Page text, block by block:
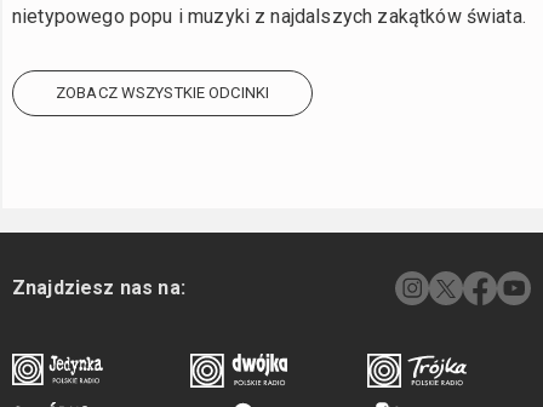
nietypowego popu i muzyki z najdalszych zakątków świata.
ZOBACZ WSZYSTKIE ODCINKI
Znajdziesz nas na: